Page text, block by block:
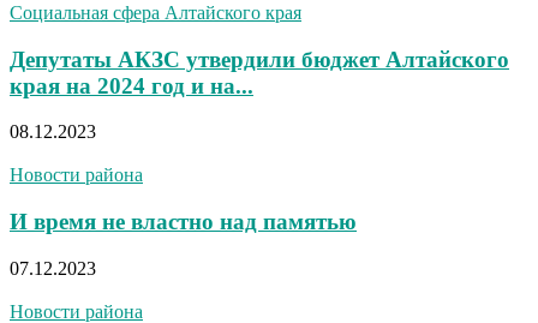
Социальная сфера Алтайского края
Депутаты АКЗС утвердили бюджет Алтайского
края на 2024 год и на...
08.12.2023
Новости района
И время не властно над памятью
07.12.2023
Новости района